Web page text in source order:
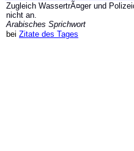
Zugleich WassertrÃ¤ger und
nicht an.
Arabisches Sprichwort
bei Zitate des Tages